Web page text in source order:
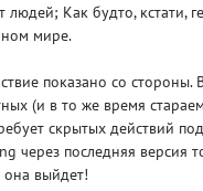
людей; Как будто, кстати,
мире.
показано со
(и в то же время
скрытых действий
через последняя
она выйдет!